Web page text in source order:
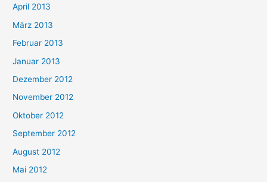
April 2013
März 2013
Februar 2013
Januar 2013
Dezember 2012
November 2012
Oktober 2012
September 2012
August 2012
Mai 2012